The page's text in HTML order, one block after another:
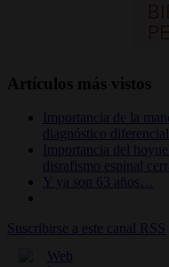
Artículos más vistos
Importancia de la
diagnóstico diferencial
Importancia del
disrafismo espinal
Y ya son 63 años…
Suscribirse a este canal RSS